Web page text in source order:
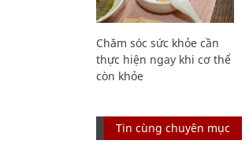
Chăm sóc sức khỏe cần
thực hiện ngay khi cơ thể
còn khỏe
Tin cùng chuyên mục